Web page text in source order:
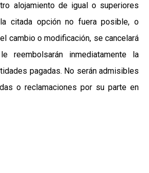
alojamiento de igual o superiores
citada opción no fuera posible, o
cambio o modificación, se cancelará
reembolsarán inmediatamente la
pagadas. No serán admisibles
o reclamaciones por su parte en